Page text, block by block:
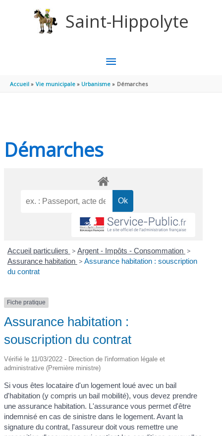
Saint-Hippolyte
MENU
PRINCIPAL
Accueil Vie municipale Urbanisme Démarches
Démarches
Accueil particuliers > Argent - Impôts - Consommation >
Assurance habitation > Assurance habitation : souscription
du contrat
Fiche pratique
Assurance habitation :
souscription du contrat
Vérifié le 11/03/2022 - Direction de l'information légale et
administrative (Première ministre)
Si vous êtes locataire d'un logement loué avec un bail
d'habitation (y compris un bail mobilité), vous devez prendre
une assurance habitation. L'assurance vous permet d'être
indemnisé en cas de sinistre dans le logement. Avant la
signature du contrat, l'assureur doit vous remettre une